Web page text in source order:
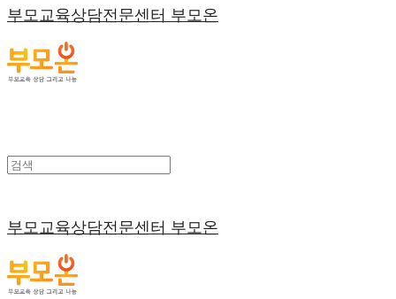
부모교육상담전문센터 부모온
부모교육상담전문센터 부모온